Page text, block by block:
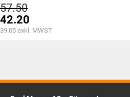
57.50Ursprünglicher
Preis
war:
CHF57.50
42.20
Aktueller
39.05 exkl. MWST